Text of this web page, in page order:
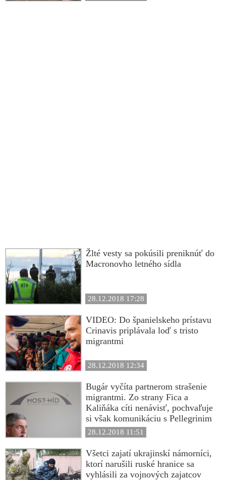
Žlté vesty sa pokúsili preniknúť do
Macronovho letného sídla
28.12.2018 17:28
VIDEO: Do španielskeho prístavu
Crinavis priplávala loď s tristo
migrantmi
28.12.2018 12:34
Bugár vyčíta partnerom strašenie
migrantmi. Zo strany Fica a
Kaliňáka cíti nenávisť, pochvaľuje
si však komunikáciu s Pellegrinim
28.12.2018 11:51
Všetci zajatí ukrajinskí námorníci,
ktorí narušili ruské hranice sa
vyhlásili za vojnových zajatcov